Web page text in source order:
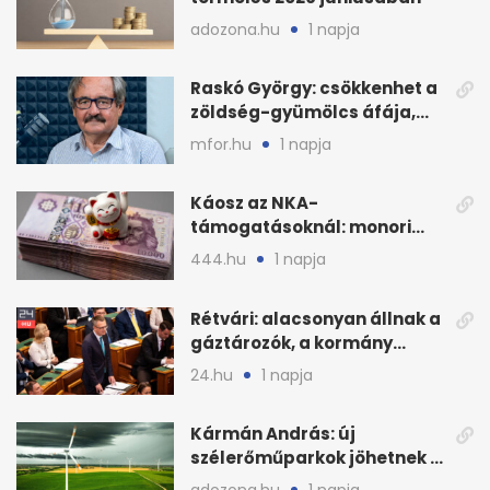
adozona.hu 1 napja
Raskó György: csökkenhet a
zöldség-gyümölcs áfája,
bajban a kukorica
mfor.hu 1 napja
Káosz az NKA-
támogatásoknál: monori
civilek elszámolásai és
444.hu 1 napja
Rétvári: alacsonyan állnak a
gáztározók, a kormány
válságról válságra jut
24.hu 1 napja
Kármán András: új
szélerőműparkok jöhetnek a
kormányülés döntése